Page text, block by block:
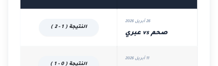
26 أبريل 2026
صحم vs عبري
النتيجة ( 1 - 2 )
11 أبريل 2026
النتيجة ( 0 - 1 )